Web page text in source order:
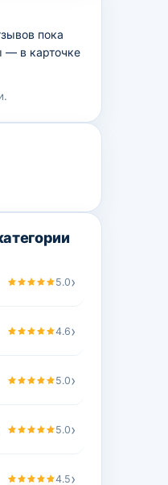
пока
— в карточке
5.0›
4.6›
5.0›
5.0›
4.5›